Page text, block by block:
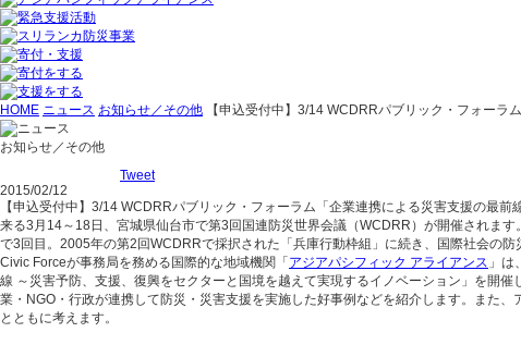
HOME ニュース お知らせ／その他 【申込受付中】3/14 WCDRRパブリック・フォーラ
お知らせ／その他
Tweet
2015/02/12
【申込受付中】3/14 WCDRRパブリック・フォーラム「企業連携による災害支援の最前線
来る3月14～18日、宮城県仙台市で第3回国連防災世界会議（WCDRR）が開催されま
で3回目。2005年の第2回WCDRRで採択された「兵庫行動枠組」に続き、国際社会の防
Civic Forceが事務局を務める国際的な地域機関「 アジアパシフィック アライアンス 」
線 ～災害予防、支援、復興をセクターと国境を越えて実現するイノベーション」を開
業・NGO・行政が連携して防災・災害支援を実施した好事例などを紹介します。また
とともに考えます。